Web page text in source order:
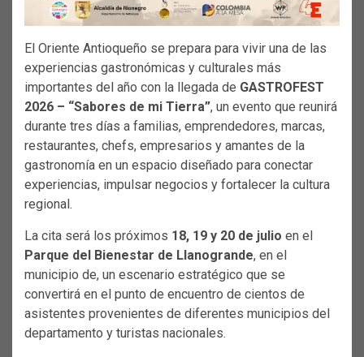
El Oriente Antioqueño se prepara para vivir una de las
experiencias gastronómicas y culturales más
importantes del año con la llegada de GASTROFEST
2026 – “Sabores de mi Tierra”, un evento que reunirá
durante tres días a familias, emprendedores, marcas,
restaurantes, chefs, empresarios y amantes de la
gastronomía en un espacio diseñado para conectar
experiencias, impulsar negocios y fortalecer la cultura
regional.
La cita será los próximos 18, 19 y 20 de julio en el
Parque del Bienestar de Llanogrande, en el
municipio de, un escenario estratégico que se
convertirá en el punto de encuentro de cientos de
asistentes provenientes de diferentes municipios del
departamento y turistas nacionales.